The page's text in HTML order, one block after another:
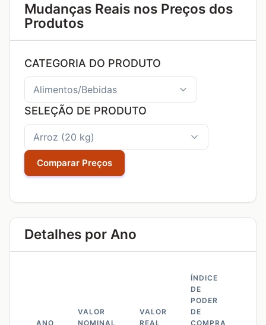
Mudanças Reais nos Preços dos
Produtos
CATEGORIA DO PRODUTO
SELEÇÃO DE PRODUTO
Comparar Preços
Detalhes por Ano
ANO
VALOR
NOMINAL
VALOR
REAL
ÍNDICE
DE
PODER
DE
COMPRA